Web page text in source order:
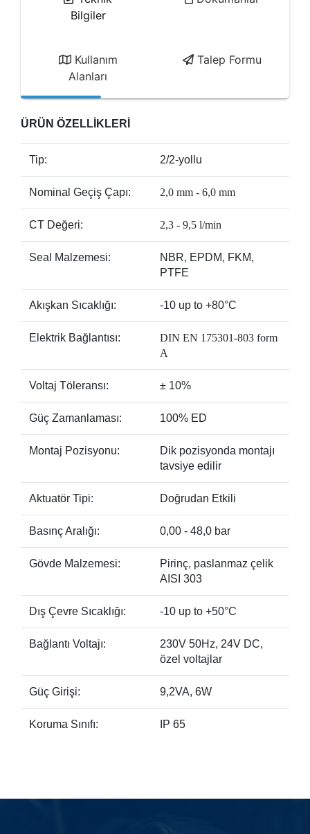
Bilgiler
Kullanım
Alanları
Talep Formu
ÜRÜN ÖZELLİKLERİ
Tip: 2/2-yollu
Nominal Geçiş Çapı: 2,0 mm - 6,0 mm
CT Değeri: 2,3 - 9,5 l/min
Seal Malzemesi:
NBR, EPDM, FKM,
PTFE
Akışkan Sıcaklığı: -10 up to +80°C
Elektrik Bağlantısı:
DIN EN 175301-803 form
A
Voltaj Töleransı: ± 10%
Güç Zamanlaması: 100% ED
Montaj Pozisyonu:
Dik pozisyonda montajı
tavsiye edilir
Aktuatör Tipi: Doğrudan Etkili
Basınç Aralığı: 0,00 - 48,0 bar
Gövde Malzemesi:
Pirinç, paslanmaz çelik
AISI 303
Dış Çevre Sıcaklığı: -10 up to +50°C
Bağlantı Voltajı:
230V 50Hz, 24V DC,
özel voltajlar
Güç Girişi: 9,2VA, 6W
Koruma Sınıfı: IP 65